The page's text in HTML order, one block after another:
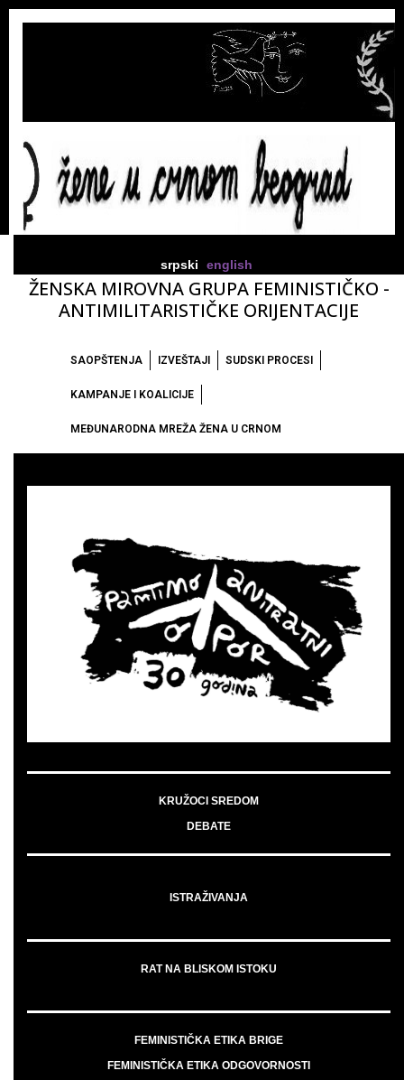
srpski english
ŽENSKA MIROVNA GRUPA FEMINISTIČKO -
ANTIMILITARISTIČKE ORIJENTACIJE
SAOPŠTENJA IZVEŠTAJI SUDSKI PROCESI
KAMPANJE I KOALICIJE
MEĐUNARODNA MREŽA ŽENA U CRNOM
KRUŽOCI SREDOM
DEBATE
ISTRAŽIVANJA
RAT NA BLISKOM ISTOKU
FEMINISTIČKA ETIKA BRIGE
FEMINISTIČKA ETIKA ODGOVORNOSTI